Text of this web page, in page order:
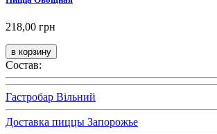
218,00 грн
Состав:
Гастробар Вільний
Доставка пиццы Запорожье